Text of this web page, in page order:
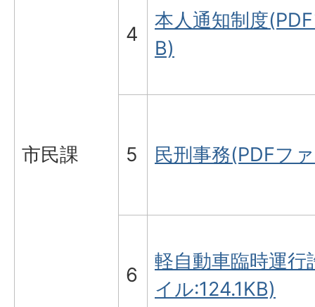
市民課
4
本人通知制度
B)
5 民刑事務(PDFフ
6
軽自動車臨時運
イル:124.1KB)